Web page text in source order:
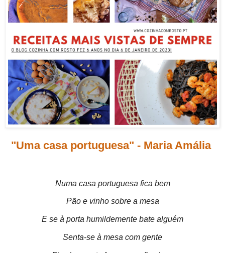
"Uma casa portuguesa" - Maria Amália
Numa casa portuguesa fica bem
Pão e vinho sobre a mesa
E se à porta humildemente bate alguém
Senta-se à mesa com gente